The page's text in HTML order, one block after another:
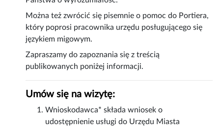
Można też zwrócić się pisemnie o pomoc do Portiera,
który poprosi pracownika urzędu posługującego się
językiem migowym.
Zapraszamy do zapoznania się z treścią
publikowanych poniżej informacji.
Umów się na wizytę:
Wnioskodawca* składa wniosek o
udostępnienie usługi do Urzędu Miasta